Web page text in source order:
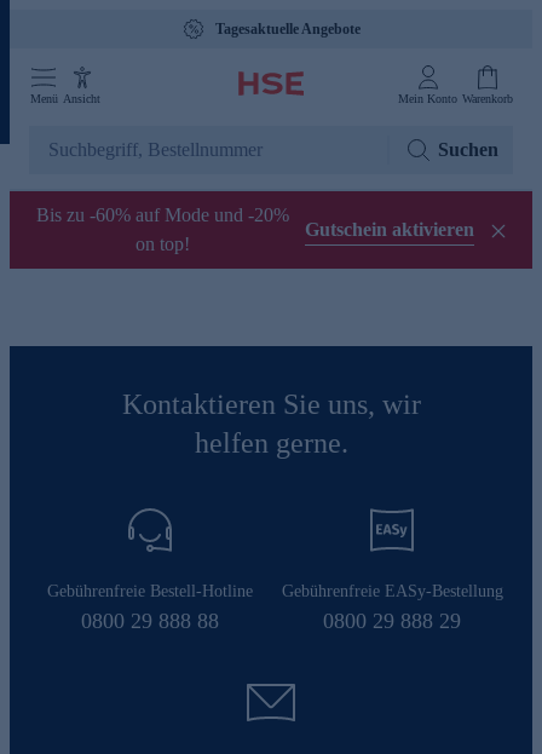
Tagesaktuelle Angebote
Menü Ansicht Mein Konto Warenkorb
Suchen
Bis zu -60% auf Mode und -20%
on top!
Gutschein aktivieren
Kontaktieren Sie uns, wir
helfen gerne.
Gebührenfreie Bestell-Hotline
0800 29 888 88
Gebührenfreie EASy-Bestellung
0800 29 888 29